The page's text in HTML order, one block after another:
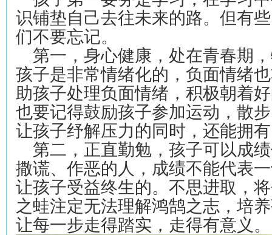
识铺垫自己去往未来的路。但有
们不要忘记。
第一，身心健康，处在青春期
孩子是非常情绪化的，负面情绪
助孩子处理负面情绪，积极朝着
也要记得鼓励孩子参加运动，散
让孩子纾解压力的同时，还能拥
第二，正直勤勉，孩子可以成
撒谎、作恶的人，成绩不能代表
让孩子受益终生的。不思进取，
之蛙注定无法理解鸿鹄之志，培
让每一步走得踏实，走得有意义。